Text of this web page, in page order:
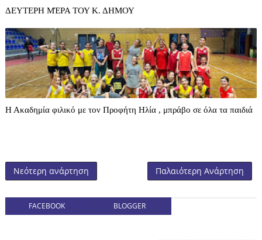
ΔΕΥΤΕΡΗ ΜΈΡΑ ΤΟΥ Κ. ΔΗΜΟΥ
Η Ακαδημία φιλικό με τον Προφήτη Ηλία , μπράβο σε όλα τα παιδιά
Νεότερη ανάρτηση Παλαιότερη Ανάρτηση
FACEBOOK BLOGGER